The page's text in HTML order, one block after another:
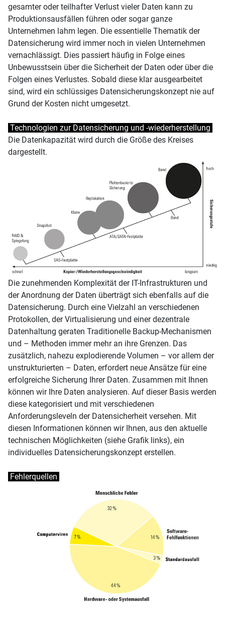
gesamter oder teilhafter Verlust vieler Daten kann zu
Produktionsausfällen führen oder sogar ganze
Unternehmen lahm legen. Die essentielle Thematik der
Datensicherung wird immer noch in vielen Unternehmen
vernachlässigt. Dies passiert häufig in Folge eines
Unbewusstsein über die Sicherheit der Daten oder über die
Folgen eines Verlustes. Sobald diese klar ausgearbeitet
sind, wird ein schlüssiges Datensicherungskonzept nie auf
Grund der Kosten nicht umgesetzt.
Technologien zur Datensicherung und -wiederherstellung
Die Datenkapazität wird durch die Größe des Kreises
dargestellt.
Die zunehmenden Komplexität der IT-Infrastrukturen und
der Anordnung der Daten überträgt sich ebenfalls auf die
Datensicherung. Durch eine Vielzahl an verschiedenen
Protokollen, der Virtualisierung und einer dezentrale
Datenhaltung geraten Traditionelle Backup-Mechanismen
und – Methoden immer mehr an ihre Grenzen. Das
zusätzlich, nahezu explodierende Volumen – vor allem der
unstrukturierten – Daten, erfordert neue Ansätze für eine
erfolgreiche Sicherung Ihrer Daten. Zusammen mit Ihnen
können wir Ihre Daten analysieren. Auf dieser Basis werden
diese kategorisiert und mit verschiedenen
Anforderungsleveln der Datensicherheit versehen. Mit
diesen Informationen können wir Ihnen, aus den aktuelle
technischen Möglichkeiten (siehe Grafik links), ein
individuelles Datensicherungskonzept erstellen.
Fehlerquellen